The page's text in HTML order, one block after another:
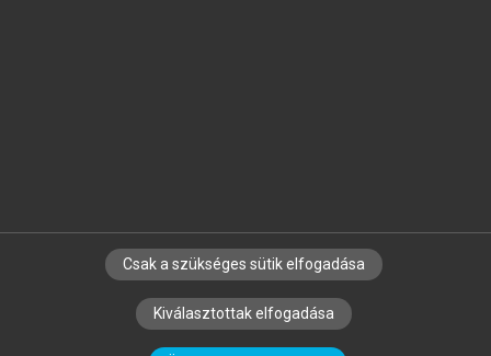
SZERZŐKNEK CÉGEKNEK KÖNYVTÁROSOKNAK
SZERKESZTÉSI ÉS LEKTORÁLÁSI ALAPELVEK
Csak a szükséges sütik elfogadása
Kiválasztottak elfogadása